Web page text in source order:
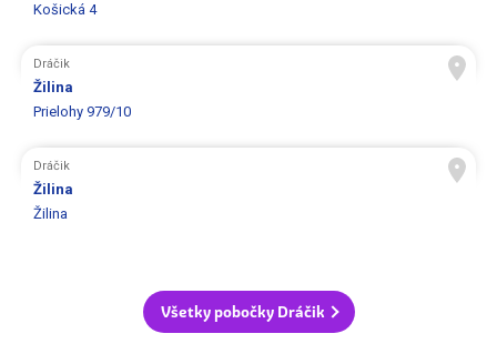
Košická 4
Dráčik
Žilina
Prielohy 979/10
Dráčik
Žilina
Žilina
Všetky pobočky Dráčik